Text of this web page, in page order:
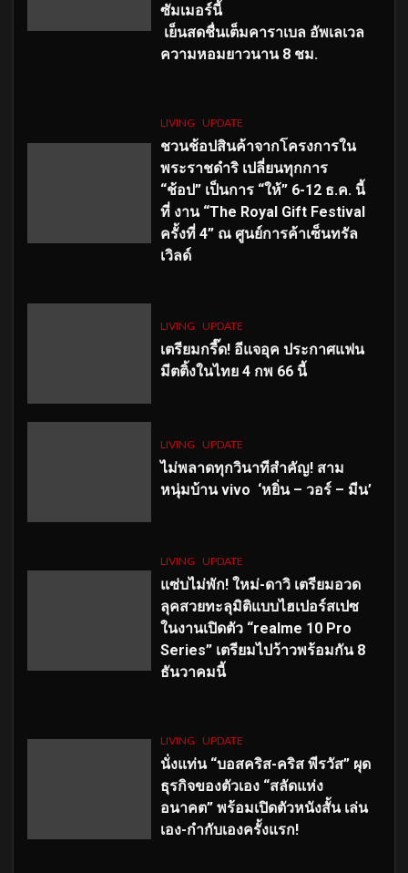
ซัมเมอร์นี้
เย็นสดชื่นเต็มคาราเบล อัพเลเวล
ความหอมยาวนาน 8 ชม.
LIVING UPDATE
ชวนช้อปสินค้าจากโครงการใน
พระราชดำริ เปลี่ยนทุกการ
“ช้อป” เป็นการ “ให้” 6-12 ธ.ค. นี้
ที่ งาน “The Royal Gift Festival
ครั้งที่ 4” ณ ศูนย์การค้าเซ็นทรัล
เวิลด์
LIVING UPDATE
เตรียมกรี๊ด! อีแจอุค ประกาศแฟน
มีตติ้งในไทย 4 กพ 66 นี้
LIVING UPDATE
ไม่พลาดทุกวินาทีสำคัญ! สาม
หนุ่มบ้าน vivo ‘หยิ่น – วอร์ – มีน’
LIVING UPDATE
แซ่บไม่พัก! ใหม่-ดาวิ เตรียมอวด
ลุคสวยทะลุมิติแบบไฮเปอร์สเปซ
ในงานเปิดตัว “realme 10 Pro
Series” เตรียมไปว้าวพร้อมกัน 8
ธันวาคมนี้
LIVING UPDATE
นั่งแท่น “บอสคริส-คริส พีรวัส” ผุด
ธุรกิจของตัวเอง “สลัดแห่ง
อนาคต” พร้อมเปิดตัวหนังสั้น เล่น
เอง-กำกับเองครั้งแรก!